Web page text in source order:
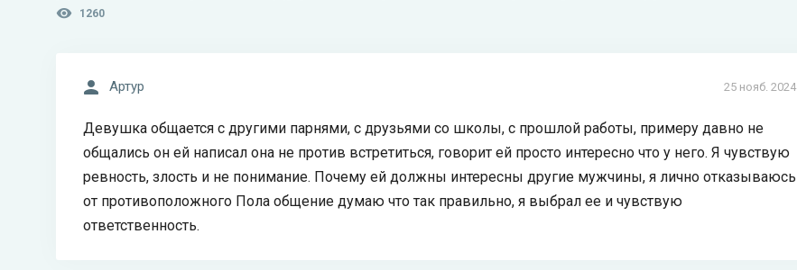
1260
25 нояб. 2024
Артур
Девушка общается с другими парнями, с друзьями со школы, с прошлой работы, примеру давно не
общались он ей написал она не против встретиться, говорит ей просто интересно что у него. Я чувствую
ревность, злость и не понимание. Почему ей должны интересны другие мужчины, я лично отказываюсь
от противоположного Пола общение думаю что так правильно, я выбрал ее и чувствую
ответственность.